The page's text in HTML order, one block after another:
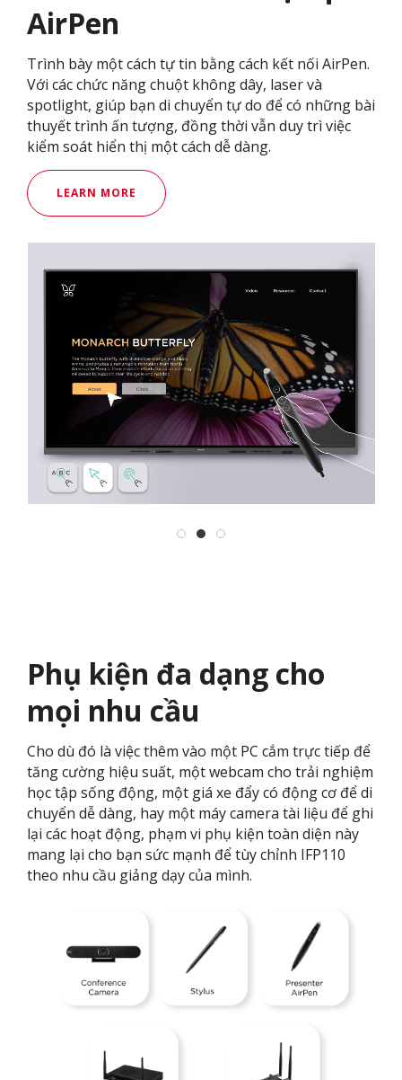
AirPen
Trình bày một cách tự tin bằng cách kết nối AirPen.
Với các chức năng chuột không dây, laser và
spotlight, giúp bạn di chuyển tự do để có những bài
thuyết trình ấn tượng, đồng thời vẫn duy trì việc
kiểm soát hiển thị một cách dễ dàng.
LEARN MORE
Phụ kiện đa dạng cho
mọi nhu cầu
Cho dù đó là việc thêm vào một PC cắm trực tiếp để
tăng cường hiệu suất, một webcam cho trải nghiệm
học tập sống động, một giá xe đẩy có động cơ để di
chuyển dễ dàng, hay một máy camera tài liệu để ghi
lại các hoạt động, phạm vi phụ kiện toàn diện này
mang lại cho bạn sức mạnh để tùy chỉnh IFP110
theo nhu cầu giảng dạy của mình.